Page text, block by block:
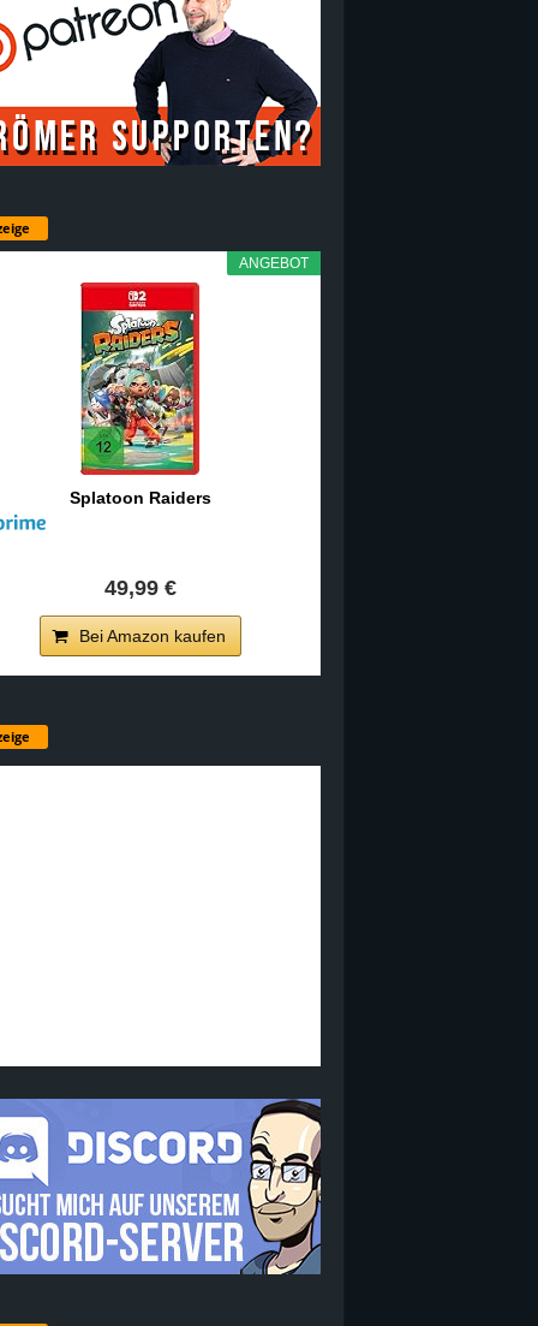
ANGEBOT
Splatoon Raiders
49,99 €
Bei Amazon kaufen